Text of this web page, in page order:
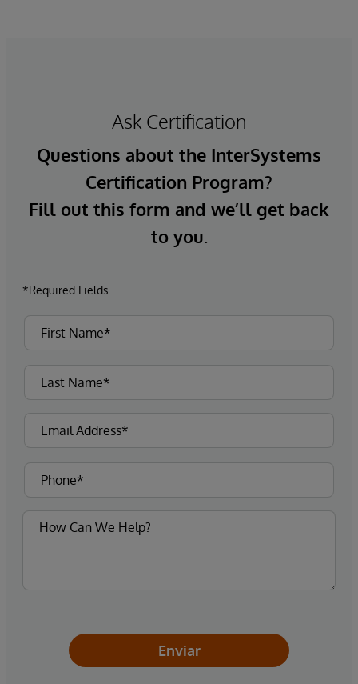
Ask Certification
Questions about the InterSystems
Certification Program?
Fill out this form and we’ll get back
to you.
*Required Fields
Enviar